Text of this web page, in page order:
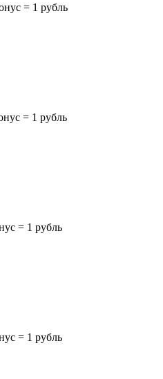
= 1 рубль
= 1 рубль
= 1 рубль
= 1 рубль